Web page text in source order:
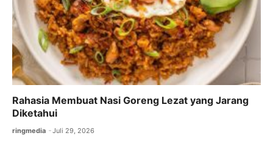
Rahasia Membuat Nasi Goreng Lezat yang Jarang
Diketahui
ringmedia Juli 29, 2026